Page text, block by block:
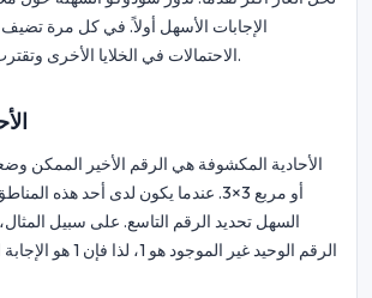
الإجابات الأسهل أولاً. في كل مرة
الاحتمالات في الخلايا الأخرى وتقترب أكثر من حل اللغز.
الأحادية المكشوفة هي الرقم الأخير الممكن
أو مربع 3×3. عندما يكون لدى أحد هذه
الرقم الوحيد غير